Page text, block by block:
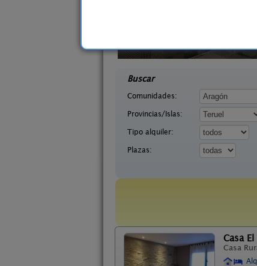
18 €
Buscar
Comunidades:
Provincias/Islas:
Tipo alquiler:
Plazas:
Casa
Casa